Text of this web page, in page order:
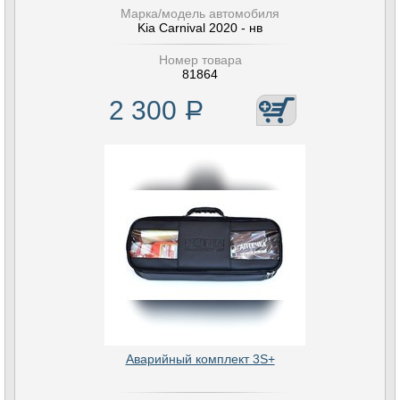
Марка/модель автомобиля
Kia Carnival 2020 - нв
Номер товара
81864
2 300 Р
Аварийный комплект 3S+